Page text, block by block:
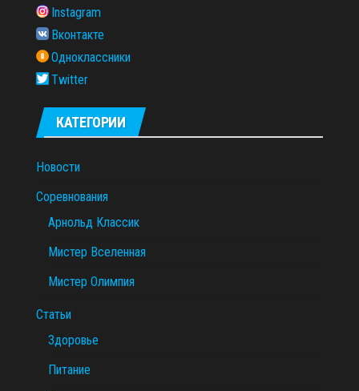
Instagram
Вконтакте
Одноклассники
Twitter
КАТЕГОРИИ
Новости
Соревнования
Арнольд Классик
Мистер Вселенная
Мистер Олимпия
Статьи
Здоровье
Питание